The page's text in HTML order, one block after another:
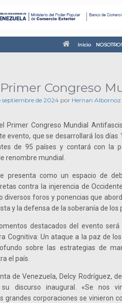
Inicio
Congreso
septiembre de 2024 por Hernan Albornoz
Primer Congreso Mundial
evento, que se desarrollará los
de 95 países y contará con la
renombre mundial.
presenta como un espacio de
contra la injerencia de
diversos foros y ponencias que
y la defensa de la soberanía de los
destacados del evento
Cognitiva: Un ataque a la paz de
sobre las estrategias de
el país.
de Venezuela, Delcy Rodríguez,
discurso inaugural. «Se nos
grandes corporaciones se vinieron